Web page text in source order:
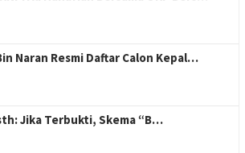
Naran Resmi Daftar Calon Kepal…
Jika Terbukti, Skema “B…